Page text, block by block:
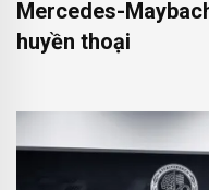
SIÊU XE TÂM
Mercedes-